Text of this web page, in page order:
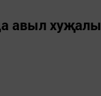
авыл